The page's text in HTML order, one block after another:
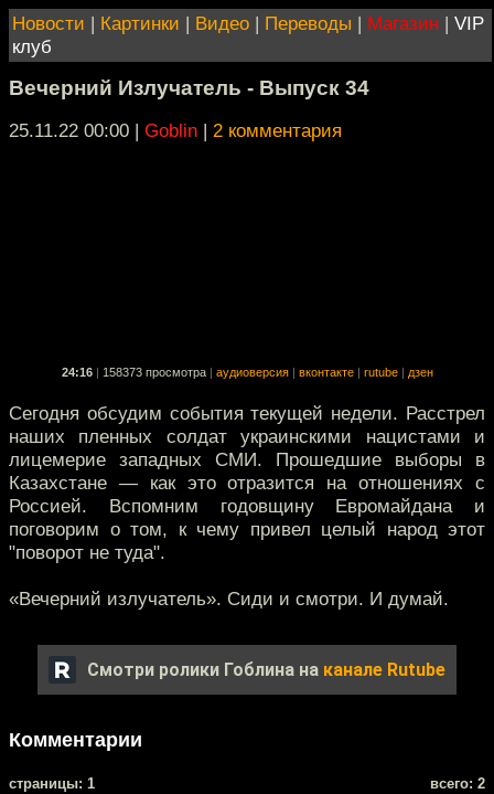
Новости | Картинки | Видео | Переводы | Магазин | VIP
клуб
Вечерний Излучатель - Выпуск 34
25.11.22 00:00 | Goblin | 2 комментария
24:16 158373 просмотра аудиоверсия вконтакте rutube дзен
Сегодня обсудим события текущей недели. Расстрел
наших пленных солдат украинскими нацистами и
лицемерие западных СМИ. Прошедшие выборы в
Казахстане — как это отразится на отношениях с
Россией. Вспомним годовщину Евромайдана и
поговорим о том, к чему привел целый народ этот
"поворот не туда".
«Вечерний излучатель». Сиди и смотри. И думай.
Смотри ролики Гоблина на канале Rutube
Комментарии
cтраницы: 1 всего: 2